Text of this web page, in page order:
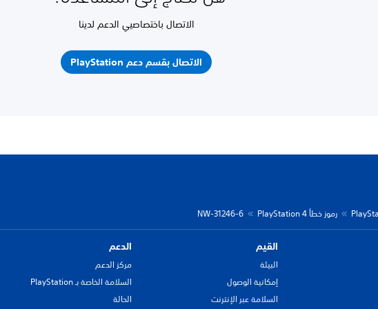
الاتصال باختصاصيي الدعم لدينا
الاتصال بقسم دعم PlayStation
رموز خطأ PlayStation 4 NW-31246-6
القيم
البيئة
إمكانية الوصول
السلامة عبر الإنترنت
الدعم
مركز الدعم
السلامة الخاصة بـ PlayStation
الحالة